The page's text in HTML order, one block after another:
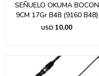
SEÑUELO OKUMA BOCON
9CM 17Gr B48 (9160 B48)
USD 10,00